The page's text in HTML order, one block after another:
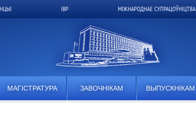
ІВР МІЖНАРОДНАЕ СУПРАЦОЎНІЦТВА
МАГІСТРАТУРА ЗАВОЧНІКАМ ВЫПУСКНІКАМ